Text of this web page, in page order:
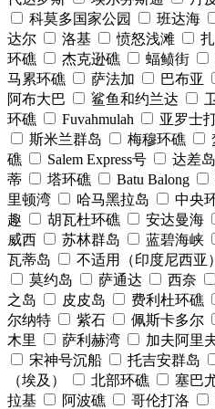
科莫多国家公园
班达海
达尔
洛基 愤怒浅滩
环礁
杰克逊礁 蝠鲼街
马累环礁
萨法加 巴布亚
阿布大巴
鲨鱼和约兰达
环礁
Fuvahmulah 亚罗士
斯米兰群岛
梅穆环礁
礁
Salem Express号 达差岛
蒂
塔环礁 Batu Balong
里顿湾
哈马黑拉岛 中央
趣
胡瓦杜环礁 安达曼海
威西
苏林群岛 蓝碧海峡
瓦蒂岛
不适用（印度尼西亚）
莫约岛
萨通达 西奈
之岛
皮皮岛 费利杜环礁
尔纳特
紫石 佩斯卡多尔
木里
萨利赫湾 加夫阿里
宋神号沉船
托吉安群岛
（埃及）
北部环礁 塞巴
拉基
阿波礁 哥伦打洛